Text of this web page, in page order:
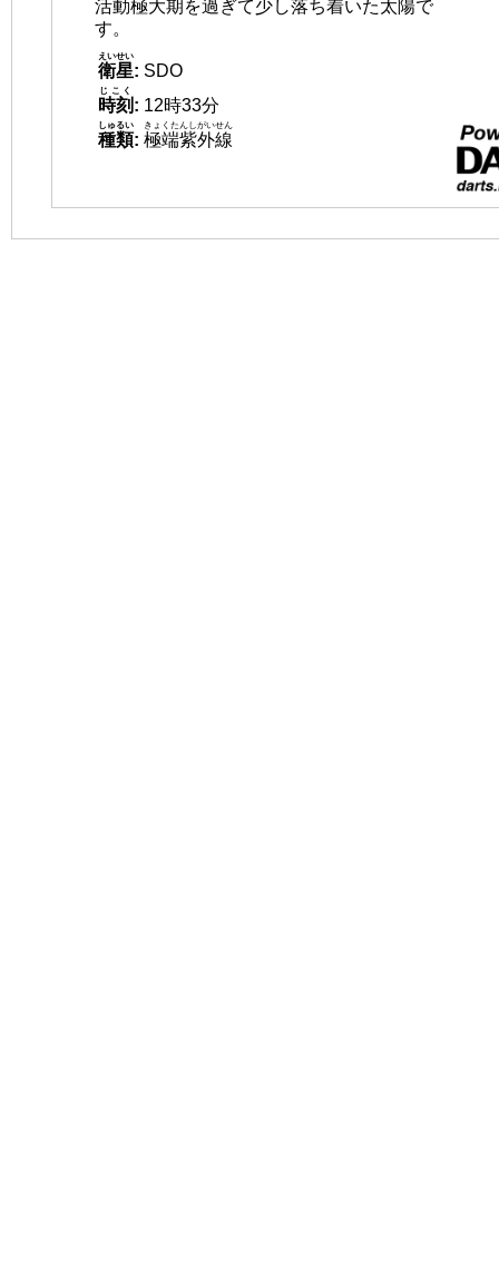
活動極大期を過ぎて少し落ち着いた太陽で
す。
衛星
えいせい
: SDO
時刻
じこく
: 12時33分
種類
しゅるい
: 極端紫外線
きょくたんしがいせん